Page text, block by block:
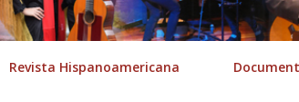
Revista Hispanoamericana